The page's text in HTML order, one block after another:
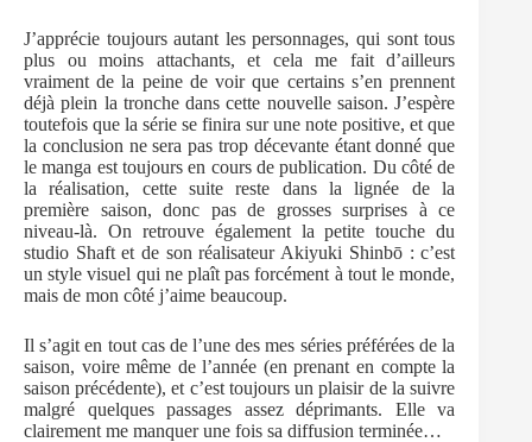
J’apprécie toujours autant les personnages, qui sont tous
plus ou moins attachants, et cela me fait d’ailleurs
vraiment de la peine de voir que certains s’en prennent
déjà plein la tronche dans cette nouvelle saison. J’espère
toutefois que la série se finira sur une note positive, et que
la conclusion ne sera pas trop décevante étant donné que
le manga est toujours en cours de publication. Du côté de
la réalisation, cette suite reste dans la lignée de la
première saison, donc pas de grosses surprises à ce
niveau-là. On retrouve également la petite touche du
studio Shaft et de son réalisateur Akiyuki Shinbō : c’est
un style visuel qui ne plaît pas forcément à tout le monde,
mais de mon côté j’aime beaucoup.
Il s’agit en tout cas de l’une des mes séries préférées de la
saison, voire même de l’année (en prenant en compte la
saison précédente), et c’est toujours un plaisir de la suivre
malgré quelques passages assez déprimants. Elle va
clairement me manquer une fois sa diffusion terminée…